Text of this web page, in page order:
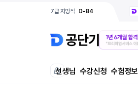
7급 지방직 D-84
선생님 수강신청 수험정보